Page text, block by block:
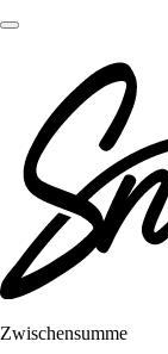
Zwischensumme